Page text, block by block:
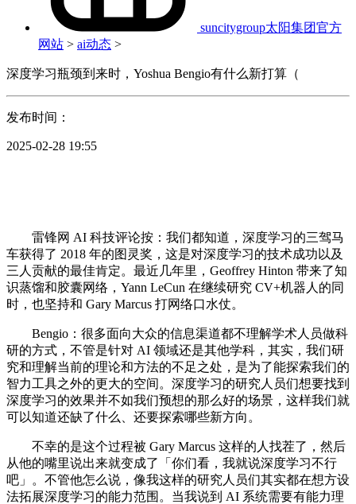
suncitygroup太阳集团官方
网站 > ai动态 >
深度学习瓶颈到来时，Yoshua Bengio有什么新打算（
发布时间：
2025-02-28 19:55
雷锋网 AI 科技评论按：我们都知道，深度学习的三驾马
车获得了 2018 年的图灵奖，这是对深度学习的技术成功以及
三人贡献的最佳肯定。最近几年里，Geoffrey Hinton 带来了知
识蒸馏和胶囊网络，Yann LeCun 在继续研究 CV+机器人的同
时，也坚持和 Gary Marcus 打网络口水仗。
Bengio：很多面向大众的信息渠道都不理解学术人员做科
研的方式，不管是针对 AI 领域还是其他学科，其实，我们研
究和理解当前的理论和方法的不足之处，是为了能探索我们的
智力工具之外的更大的空间。深度学习的研究人员们想要找到
深度学习的效果并不如我们预想的那么好的场景，这样我们就
可以知道还缺了什么、还要探索哪些新方向。
不幸的是这个过程被 Gary Marcus 这样的人找茬了，然后
从他的嘴里说出来就变成了「你们看，我就说深度学习不行
吧」。不管他怎么说，像我这样的研究人员们其实都在想方设
法拓展深度学习的能力范围。当我说到 AI 系统需要有能力理